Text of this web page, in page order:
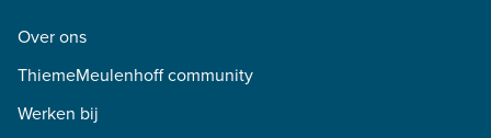
Over ons
ThiemeMeulenhoff community
Werken bij